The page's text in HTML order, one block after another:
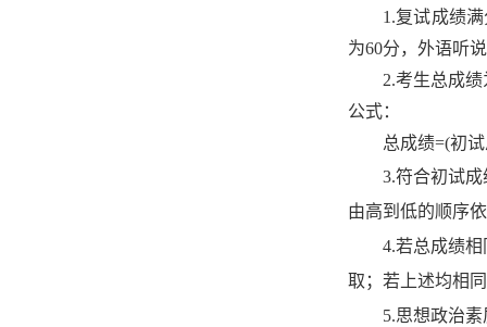
1.复试成绩
为60分，外语听
2.考生总成绩
公式：
总成绩=(初
3.符合初试
由高到低的顺序
4.若总成绩
取 ； 若上述均相
5.思想政治